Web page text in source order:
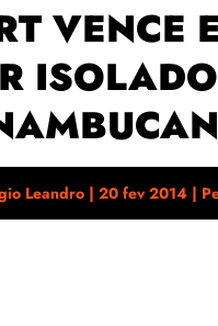
VENCE
Leandro |20 fev 2014 |